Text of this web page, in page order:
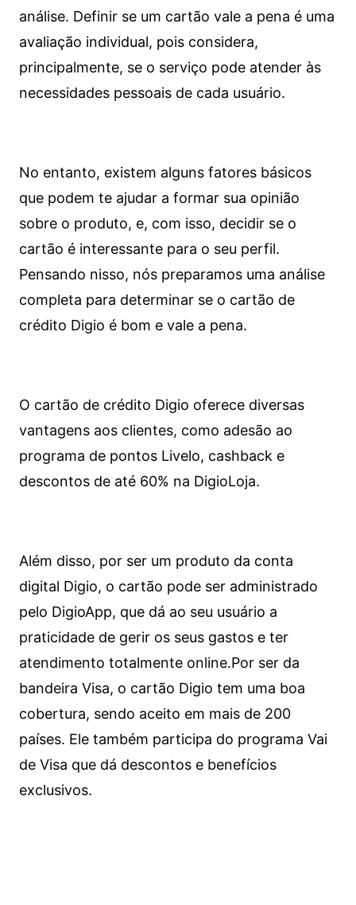
análise. Definir se um cartão vale a pena é uma
avaliação individual, pois considera,
principalmente, se o serviço pode atender às
necessidades pessoais de cada usuário.
No entanto, existem alguns fatores básicos
que podem te ajudar a formar sua opinião
sobre o produto, e, com isso, decidir se o
cartão é interessante para o seu perfil.
Pensando nisso, nós preparamos uma análise
completa para determinar se o cartão de
crédito Digio é bom e vale a pena.
O cartão de crédito Digio oferece diversas
vantagens aos clientes, como adesão ao
programa de pontos Livelo, cashback e
descontos de até 60% na DigioLoja.
Além disso, por ser um produto da conta
digital Digio, o cartão pode ser administrado
pelo DigioApp, que dá ao seu usuário a
praticidade de gerir os seus gastos e ter
atendimento totalmente online.Por ser da
bandeira Visa, o cartão Digio tem uma boa
cobertura, sendo aceito em mais de 200
países. Ele também participa do programa Vai
de Visa que dá descontos e benefícios
exclusivos.